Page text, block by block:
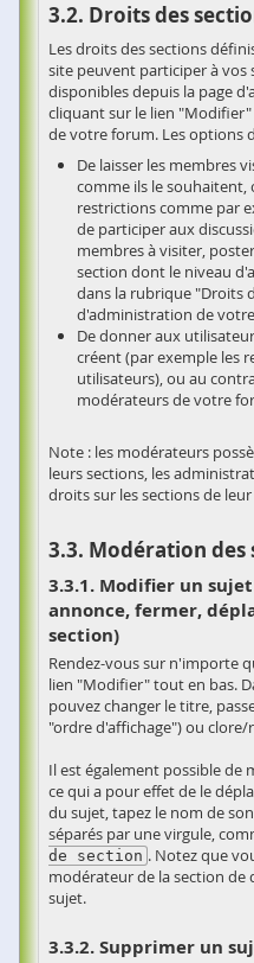
Droits des
Les droits des sections
site peuvent participer à vos
disponibles depuis la page
cliquant sur le lien
de votre forum. Les options
De laisser les membres
comme ils le souhaitent,
restrictions comme par
de participer aux
membres à visiter,
section dont le niveau
dans la rubrique "Droits
d'administration de
De donner aux
créent (par exemple les
utilisateurs), ou au
modérateurs de votre
Note : les modérateurs
leurs sections, les
droits sur les sections de
Modération des
Modifier un
annonce, fermer,
section)
Rendez-vous sur n'importe
lien "Modifier" tout en bas.
pouvez changer le titre,
"ordre d'affichage") ou
Il est également possible de
ce qui a pour effet de le
du sujet, tapez le nom de
séparés par une virgule,
de section . Notez que
modérateur de la section
sujet.
Supprimer un